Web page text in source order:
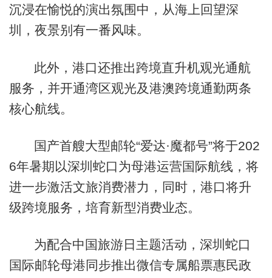
沉浸在愉悦的演出氛围中，从海上回望深
圳，夜景别有一番风味。
此外，港口还推出跨境直升机观光通航
服务，并开通湾区观光及港澳跨境通勤两条
核心航线。
国产首艘大型邮轮“爱达·魔都号”将于202
6年暑期以深圳蛇口为母港运营国际航线，将
进一步激活文旅消费潜力，同时，港口将升
级跨境服务，培育新型消费业态。
为配合中国旅游日主题活动，深圳蛇口
国际邮轮母港同步推出微信专属船票惠民政